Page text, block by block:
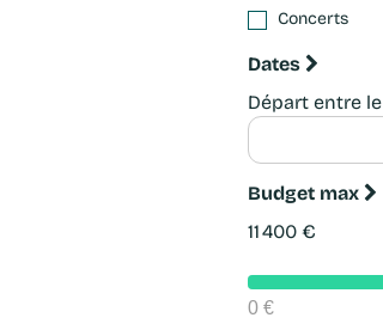
Concerts
Dates
Départ entre le
Budget max
11 400€
0 €